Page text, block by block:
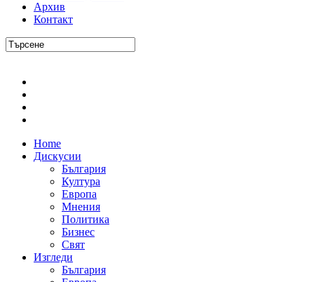
Архив
Контакт
Home
Дискусии
България
Култура
Европа
Мнения
Политика
Бизнес
Свят
Изгледи
България